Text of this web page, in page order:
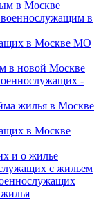
в Москве
в
в Москве МО
в новой Москве
-
жилья в Москве
в Москве
и о жилье
с жильем